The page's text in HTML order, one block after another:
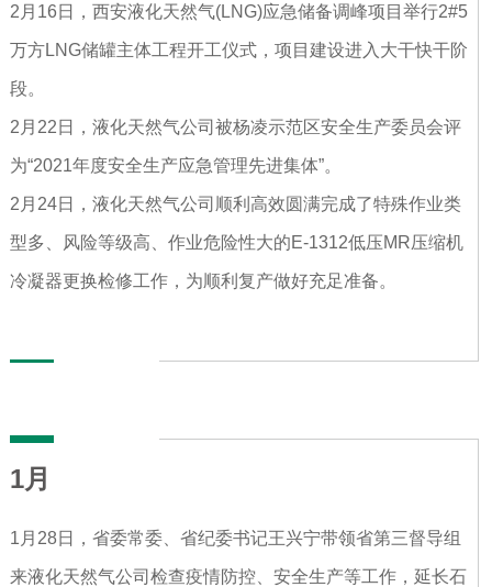
2月16日，西安液化天然气(LNG)应急储备调峰项目举行2#5
万方LNG储罐主体工程开工仪式，项目建设进入大干快干阶
段。
2月22日，液化天然气公司被杨凌示范区安全生产委员会评
为“2021年度安全生产应急管理先进集体”。
2月24日，液化天然气公司顺利高效圆满完成了特殊作业类
型多、风险等级高、作业危险性大的E-1312低压MR压缩机
冷凝器更换检修工作，为顺利复产做好充足准备。
1月
1月28日，省委常委、省纪委书记王兴宁带领省第三督导组
来液化天然气公司检查疫情防控、安全生产等工作，延长石